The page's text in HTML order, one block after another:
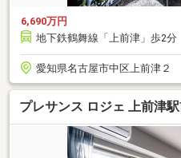
6,690万円
地下鉄鶴舞線「上前津」歩2分
愛知県名古屋市中区上前津２
プレサンス ロジェ 上前津